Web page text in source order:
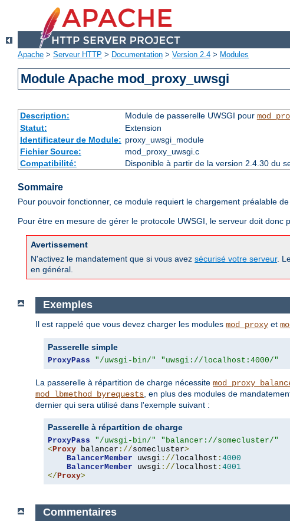
Apache > Serveur HTTP > Documentation > Version 2.4 > Modules
Module Apache mod_proxy_uwsgi
Description: Module de passerelle UWSGI pour
Statut:
Extension
Identificateur de Module: proxy_uwsgi_module
Fichier Source:
mod_proxy_uwsgi.c
Compatibilité:
Disponible à partir de la version 2.4.30 du
Sommaire
Pour pouvoir fonctionner, ce module requiert le chargement préalable de
Pour être en mesure de gérer le protocole UWSGI, le serveur doit donc
Avertissement
N'activez le mandatement que si vous avez sécurisé votre serveur.
en général.
Exemples
Il est rappelé que vous devez charger les modules mod_proxy et
Passerelle simple
ProxyPass "/uwsgi-bin/" "uwsgi://localhost:4000/"
La passerelle à répartition de charge nécessite
mod_lbmethod_byrequests , en plus des modules de
dernier qui sera utilisé dans l'exemple suivant :
Passerelle à répartition de charge
ProxyPass "/uwsgi-bin/"
"balancer://somecluster/"
< Proxy balancer ://somecluster>
BalancerMember uwsgi ://localhost : 4000
BalancerMember uwsgi ://localhost : 4001
</ Proxy>
Commentaires